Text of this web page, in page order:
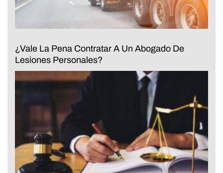
¿Vale La Pena Contratar A Un Abogado De
Lesiones Personales?